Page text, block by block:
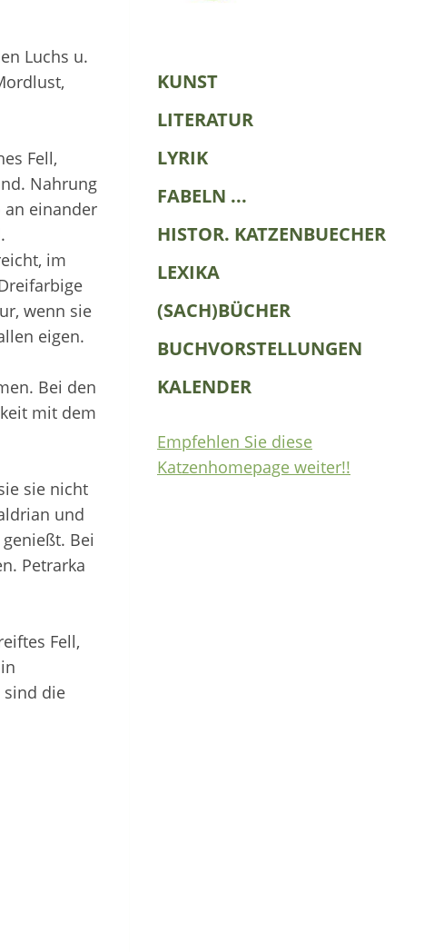
Luchs u.
Fell,
Nahrung
an einander
im
wenn sie
eigen.
Bei den
mit dem
sie nicht
und
Bei
Petrarka
Fell,
sind die
KUNST
LITERATUR
LYRIK
FABELN ...
HISTOR. KATZENBUECHER
LEXIKA
(SACH)BÜCHER
BUCHVORSTELLUNGEN
KALENDER
Empfehlen Sie diese
Katzenhomepage weiter!!